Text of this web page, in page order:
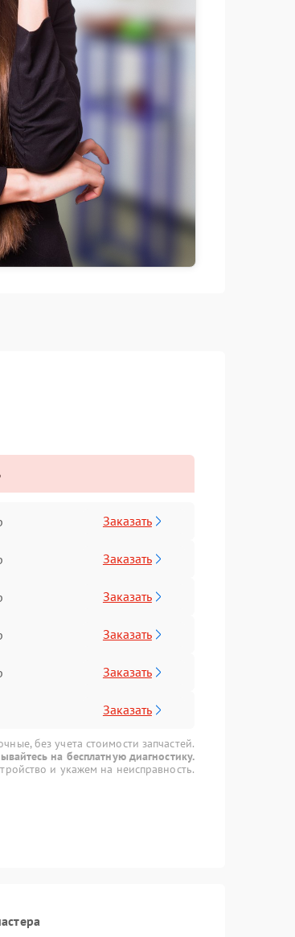
Заказать
Заказать
Заказать
Заказать
Заказать
Заказать
без учета стоимости запчастей.
на бесплатную диагностику.
и укажем на неисправность.